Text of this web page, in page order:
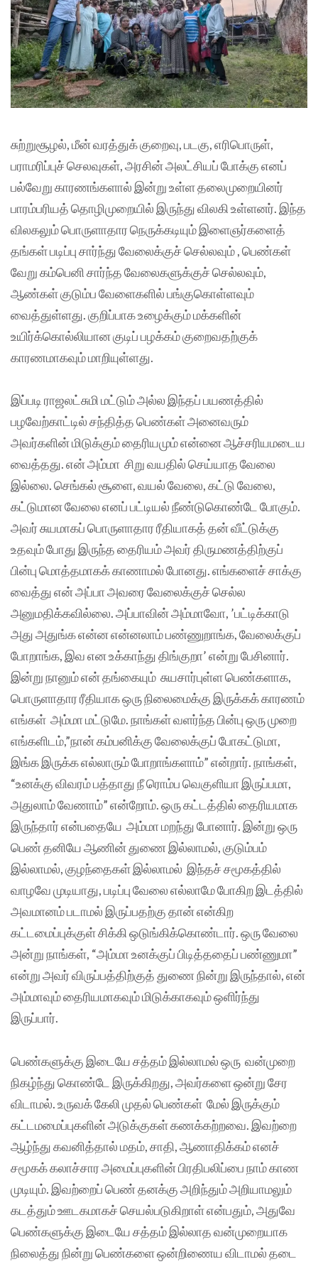
சுற்றுசூழல், மீன் வரத்துக் குறைவு, படகு, எரிபொருள்,
பராமரிப்புச் செலவுகள், அரசின் அலட்சியப் போக்கு எனப்
பல்வேறு காரணங்களால் இன்று உள்ள தலைமுறையினர்
பாரம்பரியத் தொழிமுறையில் இருந்து விலகி உள்ளனர். இந்த
விலகலும் பொருளாதார நெருக்கடியும் இளைஞர்களைத்
தங்கள் படிப்பு சார்ந்து வேலைக்குச் செல்லவும் , பெண்கள்
வேறு கம்பெனி சார்ந்த வேலைகளுக்குச் செல்லவும்,
ஆண்கள் குடும்ப வேளைகளில் பங்குகொள்ளவும்
வைத்துள்ளது. குறிப்பாக உழைக்கும் மக்களின்
உயிர்க்கொல்லியான குடிப் பழக்கம் குறைவதற்குக்
காரணமாகவும் மாறியுள்ளது.
இப்படி ராஜலட்சுமி மட்டும் அல்ல இந்தப் பயணத்தில்
பழவேற்காட்டில் சந்தித்த பெண்கள் அனைவரும்
அவர்களின் மிடுக்கும் தைரியமும் என்னை ஆச்சரியமடைய
வைத்தது. என் அம்மா சிறு வயதில் செய்யாத வேலை
இல்லை. செங்கல் சூளை, வயல் வேலை, கட்டு வேலை,
கட்டுமான வேலை எனப் பட்டியல் நீண்டுகொண்டே போகும்.
அவர் சுயமாகப் பொருளாதார ரீதியாகத் தன் வீட்டுக்கு
உதவும் போது இருந்த தைரியம் அவர் திருமணத்திற்குப்
பின்பு மொத்தமாகக் காணாமல் போனது. எங்களைச் சாக்கு
வைத்து என் அப்பா அவரை வேலைக்குச் செல்ல
அனுமதிக்கவில்லை. அப்பாவின் அம்மாவோ, ’பட்டிக்காடு
அது அதுங்க என்ன என்னலாம் பண்ணுறாங்க, வேலைக்குப்
போறாங்க, இவ என உக்காந்து திங்குறா’ என்று பேசினார்.
இன்று நானும் என் தங்கையும் சுயசார்புள்ள பெண்களாக,
பொருளாதார ரீதியாக ஒரு நிலைமைக்கு இருக்கக் காரணம்
எங்கள் அம்மா மட்டுமே. நாங்கள் வளர்ந்த பின்பு ஒரு முறை
எங்களிடம்,”நான் கம்பனிக்கு வேலைக்குப் போகட்டுமா,
இங்க இருக்க எல்லாரும் போறாங்களாம்” என்றார். நாங்கள்,
“உனக்கு விவரம் பத்தாது நீ ரொம்ப வெகுளியா இருப்பமா,
அதுலாம் வேணாம்” என்றோம். ஒரு கட்டத்தில் தைரியமாக
இருந்தார் என்பதையே அம்மா மறந்து போனார். இன்று ஒரு
பெண் தனியே ஆணின் துணை இல்லாமல், குடும்பம்
இல்லாமல், குழந்தைகள் இல்லாமல் இந்தச் சமூகத்தில்
வாழவே முடியாது, படிப்பு வேலை எல்லாமே போகிற இடத்தில்
அவமானம் படாமல் இருப்பதற்கு தான் என்கிற
கட்டமைப்புக்குள் சிக்கி ஒடுங்கிக்கொண்டார். ஒரு வேலை
அன்று நாங்கள், “அம்மா உனக்குப் பிடித்ததைப் பண்ணுமா”
என்று அவர் விருப்பத்திற்குத் துணை நின்று இருந்தால், என்
அம்மாவும் தைரியமாகவும் மிடுக்காகவும் ஒளிர்ந்து
இருப்பார்.
பெண்களுக்கு இடையே சத்தம் இல்லாமல் ஒரு வன்முறை
நிகழ்ந்து கொண்டே இருக்கிறது, அவர்களை ஒன்று சேர
விடாமல். உருவக் கேலி முதல் பெண்கள் மேல் இருக்கும்
கட்டமமைப்புகளின் அடுக்குகள் கணக்கற்றவை. இவற்றை
ஆழ்ந்து கவனித்தால் மதம், சாதி, ஆணாதிக்கம் எனச்
சமூகக் கலாச்சார அமைப்புகளின் பிரதிபலிப்பை நாம் காண
முடியும். இவற்றைப் பெண் தனக்கு அறிந்தும் அறியாமலும்
கடத்தும் ஊடகமாகச் செயல்படுகிறாள் என்பதும், அதுவே
பெண்களுக்கு இடையே சத்தம் இல்லாத வன்முறையாக
நிலைத்து நின்று பெண்களை ஒன்றிணைய விடாமல் தடை